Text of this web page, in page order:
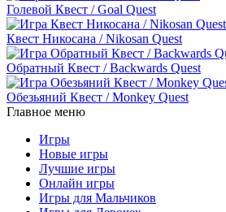
Голевой Квест / Goal Quest
Квест Никосана / Nikosan Quest
Обратный Квест / Backwards Quest
Обезьяний Квест / Monkey Quest
Главное меню
Игры
Новые игры
Лучшие игры
Онлайн игры
Игры для Мальчиков